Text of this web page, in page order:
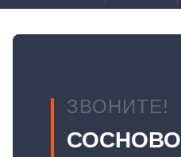
ЗВОНИТЕ!
СОСНОВО